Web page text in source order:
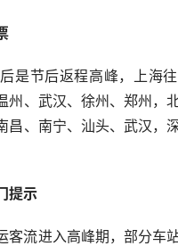
是节后返程高峰，上海
州、武汉、徐州、郑州，
昌、南宁、汕头、武汉，
提示
客流进入高峰期，部分车